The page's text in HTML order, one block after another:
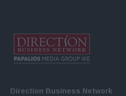
Direction Business Network